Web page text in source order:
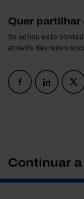
Quer
Se achou este
através das redes
Continuar